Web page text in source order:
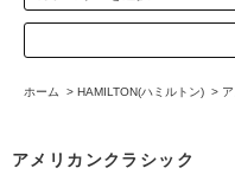
ホーム > HAMILTON(ハミルトン) >
アメリカンクラシック